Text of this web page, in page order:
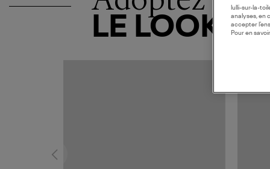
LE LOOK
lulli-sur-la-
analyses, en
accepter
Pour en